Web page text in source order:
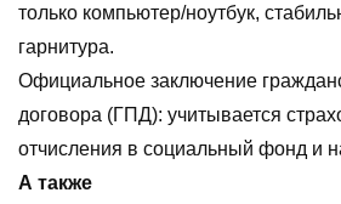
только компьютер/ноутбук,
гарнитура.
Официальное заключение
договора (ГПД): учитывается
отчисления в социальный фонд и
А также